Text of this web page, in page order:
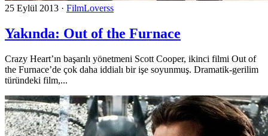
25 Eylül 2013 · FilmLoverss
Yakında: Out of the Furnace
Crazy Heart’ın başarılı yönetmeni Scott Cooper, ikinci filmi Out of
the Furnace’de çok daha iddialı bir işe soyunmuş. Dramatik-gerilim
türündeki film,...